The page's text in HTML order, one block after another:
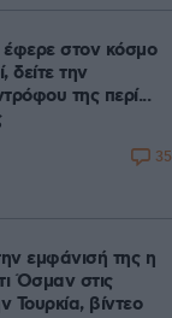
στον κόσμο
δείτε την
της περί...
35
εμφάνισή της η
Όσμαν στις
Τουρκία, βίντεο